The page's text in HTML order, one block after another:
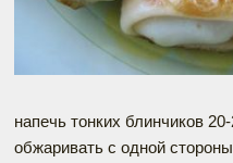
напечь тонких блинчиков
обжаривать с одной